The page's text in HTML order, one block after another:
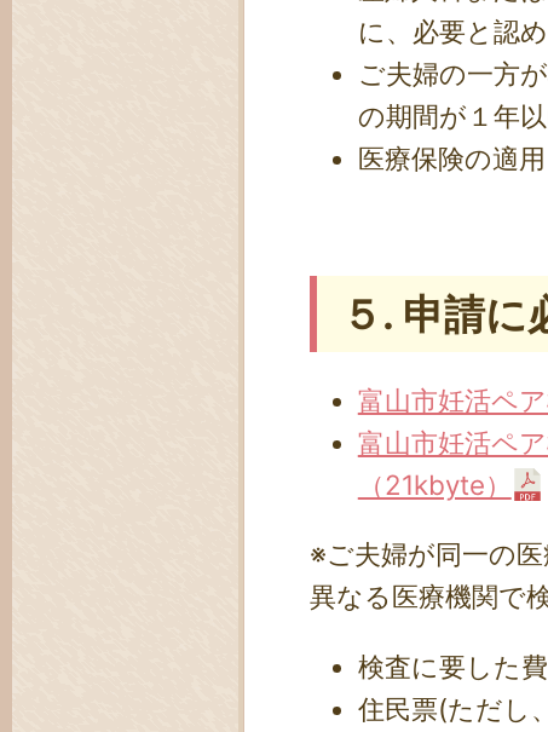
に、必要と認
ご夫婦の一方
の期間が１年
医療保険の適
５. 申請に
富山市妊活ペ
富山市妊活ペ
（21kbyte）
※ご夫婦が同一の
異なる医療機関で
検査に要した
住民票(ただし